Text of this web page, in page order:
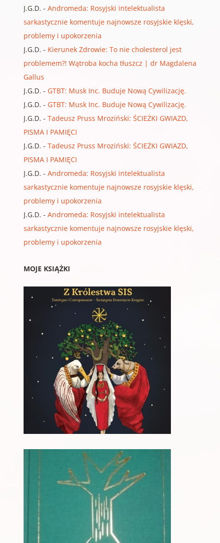
J.G.D. - Andromeda: Rosyjski intelektualista
sarkastycznie komentuje najnowsze rosyjskie klęski,
problemy i upokorzenia
J.G.D. - Kierunek Zdrowie: To nie cholesterol jest
problemem?! Wątroba kocha tłuszcz | dr Magdalena
Gallus
J.G.D. - GTBT: Musk Inc. Buduje Nową Cywilizację.
J.G.D. - GTBT: Musk Inc. Buduje Nową Cywilizację.
J.G.D. - Tadeusz Pruss Mroziński: ŚCIEŻKI GWIAZD,
PISMA I PAMIĘCI
J.G.D. - Tadeusz Pruss Mroziński: ŚCIEŻKI GWIAZD,
PISMA I PAMIĘCI
J.G.D. - Andromeda: Rosyjski intelektualista
sarkastycznie komentuje najnowsze rosyjskie klęski,
problemy i upokorzenia
J.G.D. - Andromeda: Rosyjski intelektualista
sarkastycznie komentuje najnowsze rosyjskie klęski,
problemy i upokorzenia
MOJE KSIĄŻKI